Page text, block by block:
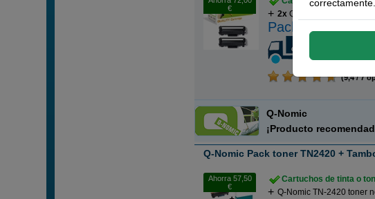
€
2xQ-Nomic TN-2420
Pack ahorro
(9,4 / 7
Q-Nomic
¡Producto
Q-Nomic Pack toner TN2420 +
Ahorra 57,50
€
Cartuchos de tinta o
Q-Nomic TN-2420 toner